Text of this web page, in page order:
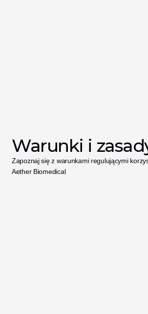
Warunki i
Zapoznaj się z warunkami regulującymi
Aether Biomedical